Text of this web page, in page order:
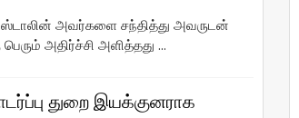
ஸ்டாலின் அவர்களை சந்தித்து அவருடன்
அதிர்ச்சி அளித்தது ...
துறை இயக்குனராக